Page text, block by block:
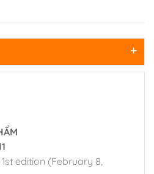
edition (February 8,